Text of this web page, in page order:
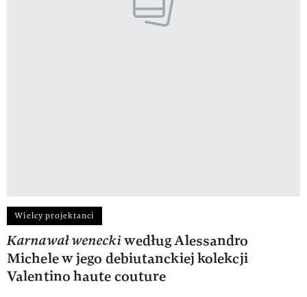
Wielcy projektanci
Karnawał weneckiwedług Alessandro
Michele w jego debiutanckiej kolekcji
Valentino haute couture